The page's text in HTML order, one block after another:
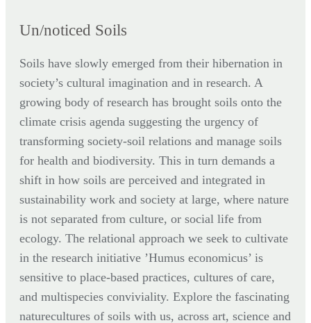
Un/noticed Soils
Soils have slowly emerged from their hibernation in
society’s cultural imagination and in research. A
growing body of research has brought soils onto the
climate crisis agenda suggesting the urgency of
transforming society-soil relations and manage soils
for health and biodiversity. This in turn demands a
shift in how soils are perceived and integrated in
sustainability work and society at large, where nature
is not separated from culture, or social life from
ecology. The relational approach we seek to cultivate
in the research initiative ’Humus economicus’ is
sensitive to place-based practices, cultures of care,
and multispecies conviviality. Explore the fascinating
naturecultures of soils with us, across art, science and